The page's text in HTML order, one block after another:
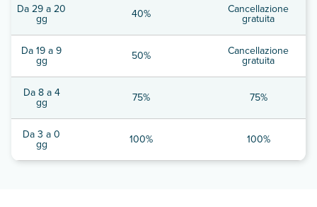
Da 29 a 20
gg 40% Cancellazione
gratuita
Da 19 a 9
gg 50% Cancellazione
gratuita
Da 8 a 4
gg 75% 75%
Da 3 a 0
gg 100% 100%